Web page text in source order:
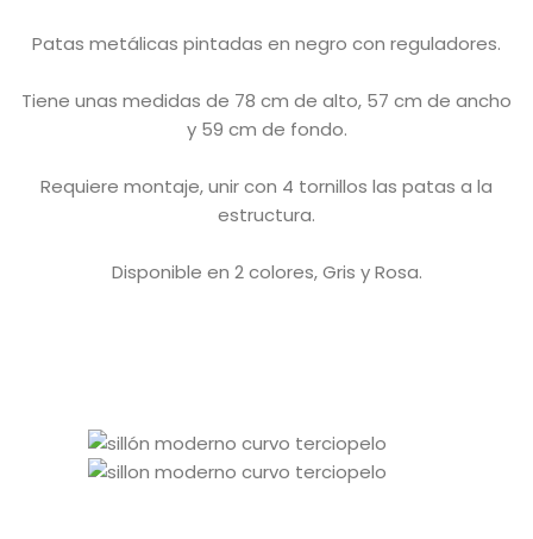
Patas metálicas pintadas en negro con reguladores.
Tiene unas medidas de 78 cm de alto, 57 cm de ancho
y 59 cm de fondo.
Requiere montaje, unir con 4 tornillos las patas a la
estructura.
Disponible en 2 colores, Gris y Rosa.